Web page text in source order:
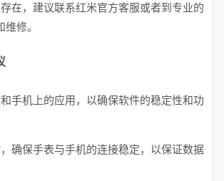
在，建议联系红米官方客服或者到专业的
修。
手机上的应用，以确保软件的稳定性和功
确保手表与手机的连接稳定，以保证数据